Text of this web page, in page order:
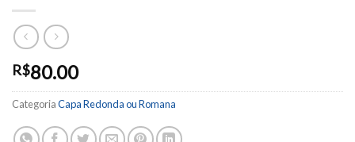
R$80.00
CategoriaCapa Redonda ou Romana